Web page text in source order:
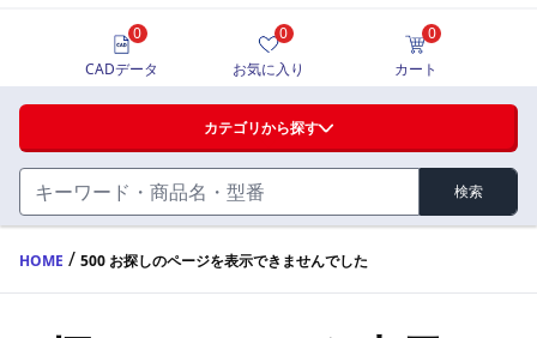
ハンドル・取手・つまみ・周辺機器
FA・A
蝶番・ステー・周辺機器
価格一覧
製品カタログ
カテゴリから探す
検索
0
CADデータ
0
お気に入り
0
カート
HOME / 500 お探しのページを表示できませんでした